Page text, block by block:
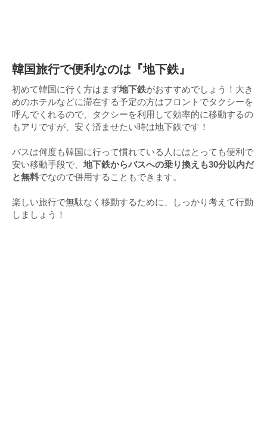
韓国旅行で便利なのは『地下鉄』
初めて韓国に行く方はまず地下鉄がおすすめでしょう！大き
めのホテルなどに滞在する予定の方はフロントでタクシーを
呼んでくれるので、タクシーを利用して効率的に移動するの
もアリですが、安く済ませたい時は地下鉄です！
バスは何度も韓国に行って慣れている人にはとっても便利で
安い移動手段で、 地下鉄からバスへの乗り換えも30分以内だ
と無料でなので併用することもできます。
楽しい旅行で無駄なく移動するために、しっかり考えて行動
しましょう！